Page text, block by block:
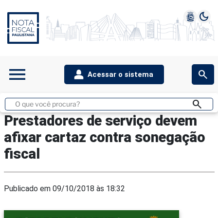
3 4
dark_mode
menu search
Buscar
no
site
search
Acessar o sistema
Prestadores de serviço devem
afixar cartaz contra sonegação
fiscal
Publicado em 09/10/2018 às 18:32